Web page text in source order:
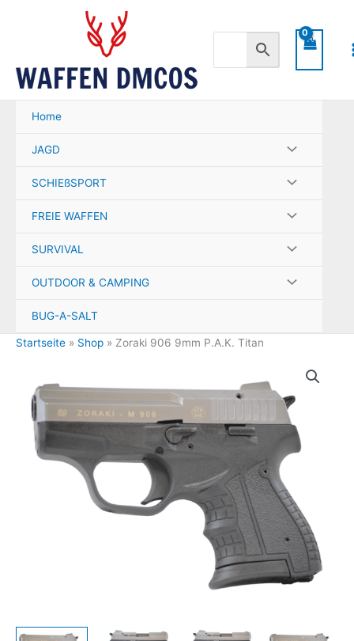
Home
JAGD
SCHIEßSPORT
FREIE WAFFEN
SURVIVAL
OUTDOOR & CAMPING
BUG-A-SALT
Startseite » Shop » Zoraki 906 9mm P.A.K. Titan